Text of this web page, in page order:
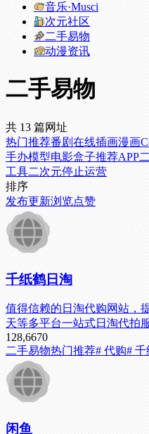
音乐·Musci
次元社区
二手易物
动漫资讯
二手易物
共 13 篇网址
热门推荐番剧在线插画漫画
手办模型电影盒子推荐APP
工具二次元停止运营
排序
发布更新浏览点赞
千纸鹤日淘
值得信赖的日淘代购网站，
天等多平台一站式日淘代拍
128,6670
二手易物热门推荐# 代购# 千
闲鱼